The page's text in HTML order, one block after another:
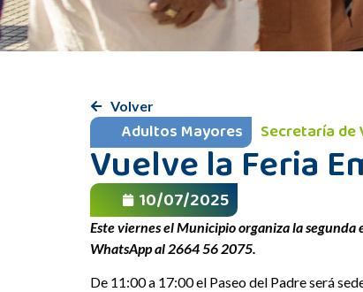
Volver
Adultos Mayores Secretaría de
Vuelve la Feria
10/07/2025
Este viernes el Municipio organiza la
WhatsApp al 2664 56 2075.
De 11:00 a 17:00 el Paseo del Padre será